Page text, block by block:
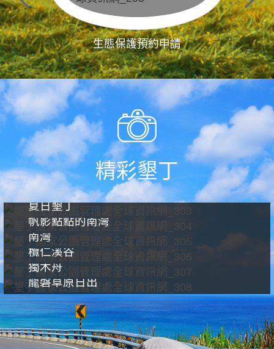
生態保護預約申請
精彩墾丁
夏日墾丁
帆影點點的南灣
南灣
欖仁溪谷
獨木舟
龍磐草原日出